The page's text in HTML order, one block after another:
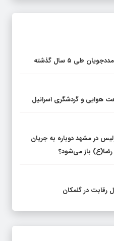
هوایی و گردشگری اسرائیل
در مشهد دوباره به جریان
رضا(ع) باز می‌شود؟